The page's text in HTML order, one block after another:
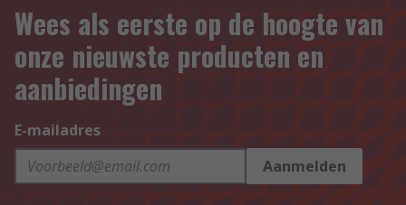
Wees als eerste op de hoogte van
onze nieuwste producten en
aanbiedingen
E-mailadres
Aanmelden